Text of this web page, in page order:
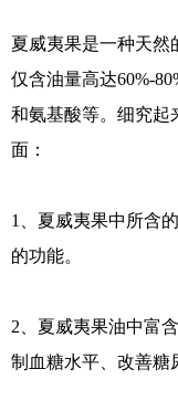
夏威夷果是一种天然
仅含油量高达60%-
和氨基酸等。细究起
面：
1、夏威夷果中所含
的功能。
2、夏威夷果油中富
制血糖水平、改善糖